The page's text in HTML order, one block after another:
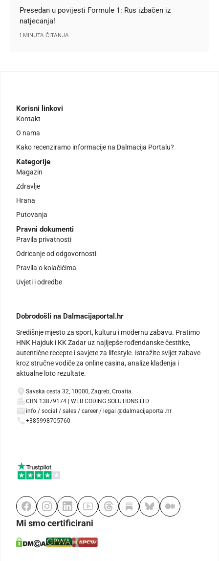
Presedan u povijesti Formule 1: Rus izbačen iz
natjecanja!
1 MINUTA ČITANJA
Korisni linkovi
Kontakt
O nama
Kako recenziramo informacije na Dalmacija Portalu?
Kategorije
Magazin
Zdravlje
Hrana
Putovanja
Pravni dokumenti
Pravila privatnosti
Odricanje od odgovornosti
Pravila o kolačićima
Uvjeti i odredbe
Dobrodošli na Dalmacijaportal.hr
Središnje mjesto za sport, kulturu i modernu zabavu. Pratimo
HNK Hajduk i KK Zadar uz najljepše rođendanske čestitke,
autentične recepte i savjete za lifestyle. Istražite svijet zabave
kroz stručne vodiče za online casina, analize klađenja i
aktualne loto rezultate.
Savska cesta 32, 10000, Zagreb, Croatia
CRN 13879174 | WEB CODING SOLUTIONS LTD
info / social / sales / career / legal @dalmacijaportal.hr
+385998705760
Mi smo certificirani